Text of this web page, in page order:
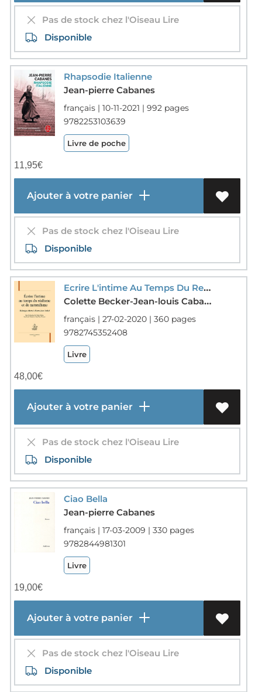
Pas de stock chez l'Oiseau Lire
Disponible
Rhapsodie Italienne
Jean-pierre Cabanes
français | 10-11-2021 | 992 pages
9782253103639
Livre de poche
11,95€
Ajouter à votre panier
Pas de stock chez l'Oiseau Lire
Disponible
Ecrire L'intime Au Temps Du Realisme Et Du Naturalisme ; Melanges Offerts A Pierre-jean Dufief
Colette Becker-Jean-louis Cabanes-Jean-marc Hovasse-Collectif
français | 27-02-2020 | 360 pages
9782745352408
Livre
48,00€
Ajouter à votre panier
Pas de stock chez l'Oiseau Lire
Disponible
Ciao Bella
Jean-pierre Cabanes
français | 17-03-2009 | 330 pages
9782844981301
Livre
19,00€
Ajouter à votre panier
Pas de stock chez l'Oiseau Lire
Disponible